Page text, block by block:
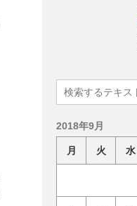
2018年9月
月 火 水